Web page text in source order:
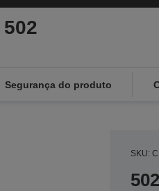
Segurança do produto
SKU: